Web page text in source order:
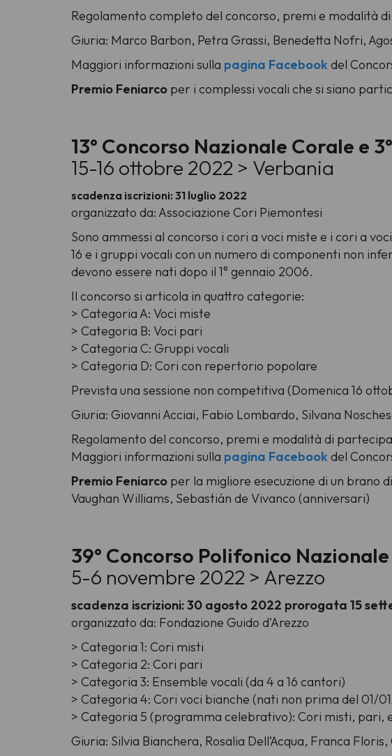
Regolamento completo del concorso, premi e modalità
Giuria: Marco Barbon, Petra Grassi, Benedetta Nofri,
Maggiori informazioni sulla pagina Facebook del
Premio Feniarco per i complessi vocali che si siano
13° Concorso Nazionale Corale e
15-16 ottobre 2022 > Verbania
scadenza iscrizioni: 31 luglio 2022
organizzato da: Associazione Cori Piemontesi
Sono ammessi al concorso i cori a voci miste e i cori a
16 e i gruppi vocali con un numero di componenti non
devono essere nati dopo il 1° gennaio 2006.
Il concorso si articola in quattro categorie:
> Categoria A: Voci miste
> Categoria B: Voci pari
> Categoria C: Gruppi vocali
> Categoria D: Cori con repertorio popolare
Prevista una sessione non competitiva (Domenica 16
Giuria: Giovanni Acciai, Fabio Lombardo, Silvana
Regolamento del concorso, premi e modalità di
Maggiori informazioni sulla pagina Facebook del
Premio Feniarco per la migliore esecuzione di un brano di
Vaughan Williams, Sebastián de Vivanco (anniversari)
39° Concorso Polifonico
5-6 novembre 2022 > Arezzo
scadenza iscrizioni: 30 agosto 2022 prorogata 15
organizzato da: Fondazione Guido d'Arezzo
> Categoria 1: Cori misti
> Categoria 2: Cori pari
> Categoria 3: Ensemble vocali (da 4 a 16 cantori)
> Categoria 4: Cori voci bianche (nati non prima del 01/
> Categoria 5 (programma celebrativo): Cori misti, pari,
Giuria: Silvia Bianchera, Rosalia Dell’Acqua, Franca